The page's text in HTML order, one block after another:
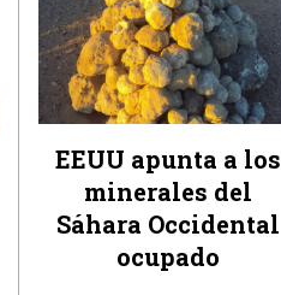
EEUU apunta a los
minerales del
Sáhara Occidental
ocupado